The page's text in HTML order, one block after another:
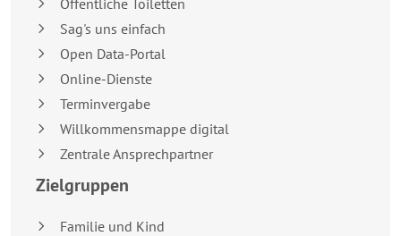
Sag's uns einfach
Open Data-Portal
Online-Dienste
Terminvergabe
Willkommensmappe digital
Zentrale Ansprechpartner
Zielgruppen
Familie und Kind